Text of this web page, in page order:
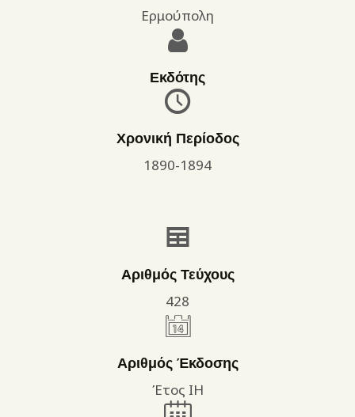
Ερμούπολη
Εκδότης
Χρονική Περίοδος
1890-1894
Αριθμός Τεύχους
428
Αριθμός Έκδοσης
Έτος ΙΗ